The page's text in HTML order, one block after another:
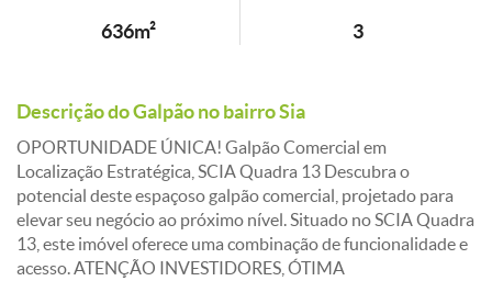
636m² 3
Descrição do Galpão no bairro Sia
OPORTUNIDADE ÚNICA! Galpão Comercial em
Localização Estratégica, SCIA Quadra 13 Descubra o
potencial deste espaçoso galpão comercial, projetado para
elevar seu negócio ao próximo nível. Situado no SCIA Quadra
13, este imóvel oferece uma combinação de funcionalidade e
acesso. ATENÇÃO INVESTIDORES, ÓTIMA